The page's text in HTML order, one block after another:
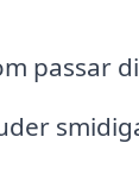
passar